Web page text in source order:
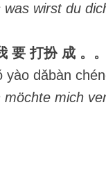
was wirst du
要 打扮 成 。。
yào dǎbàn
möchte mich